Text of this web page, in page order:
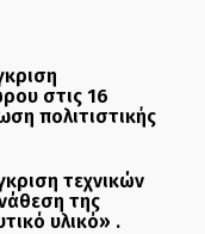
στις 16
πολιτιστικής
τεχνικών
της
υλικό» .